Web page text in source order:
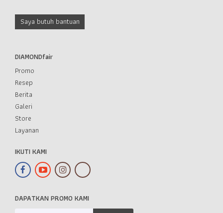
Saya butuh bantuan
DIAMONDfair
Promo
Resep
Berita
Galeri
Store
Layanan
IKUTI KAMI
DAPATKAN PROMO KAMI